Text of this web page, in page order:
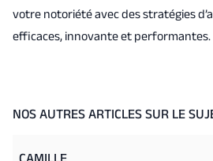
votre notoriété avec des stratégies
efficaces, innovante et performantes.
NOS AUTRES ARTICLES SUR LE
CAMILLE